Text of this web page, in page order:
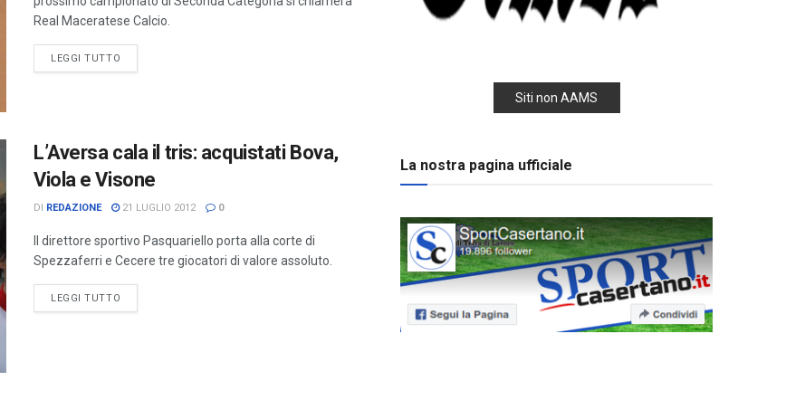
Real Maceratese Calcio.
LEGGI TUTTO
L’Aversa cala il tris: acquistati Bova,
Viola e Visone
DI REDAZIONE 21 LUGLIO 2012 0
Il direttore sportivo Pasquariello porta alla corte di
Spezzaferri e Cecere tre giocatori di valore assoluto.
LEGGI TUTTO
Siti non AAMS
La nostra pagina ufficiale